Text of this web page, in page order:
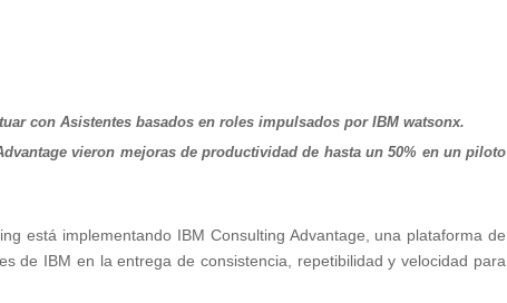
con Asistentes basados en roles impulsados por IBM watsonx.
vieron mejoras de productividad de hasta un 50% en un piloto
está implementando IBM Consulting Advantage, una plataforma de
de IBM en la entrega de consistencia, repetibilidad y velocidad para